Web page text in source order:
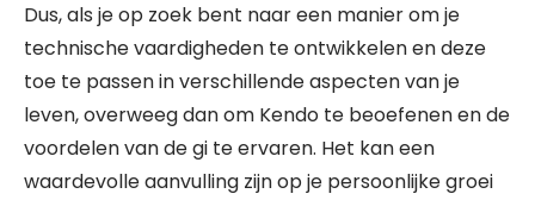
Dus, als je op zoek bent naar een manier om je
technische vaardigheden te ontwikkelen en deze
toe te passen in verschillende aspecten van je
leven, overweeg dan om Kendo te beoefenen en de
voordelen van de gi te ervaren. Het kan een
waardevolle aanvulling zijn op je persoonlijke groei